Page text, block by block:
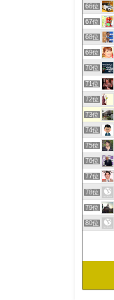
66位
67位
68位
69位
70位
71位
72位
73位
74位
75位
76位
77位
78位
79位
80位